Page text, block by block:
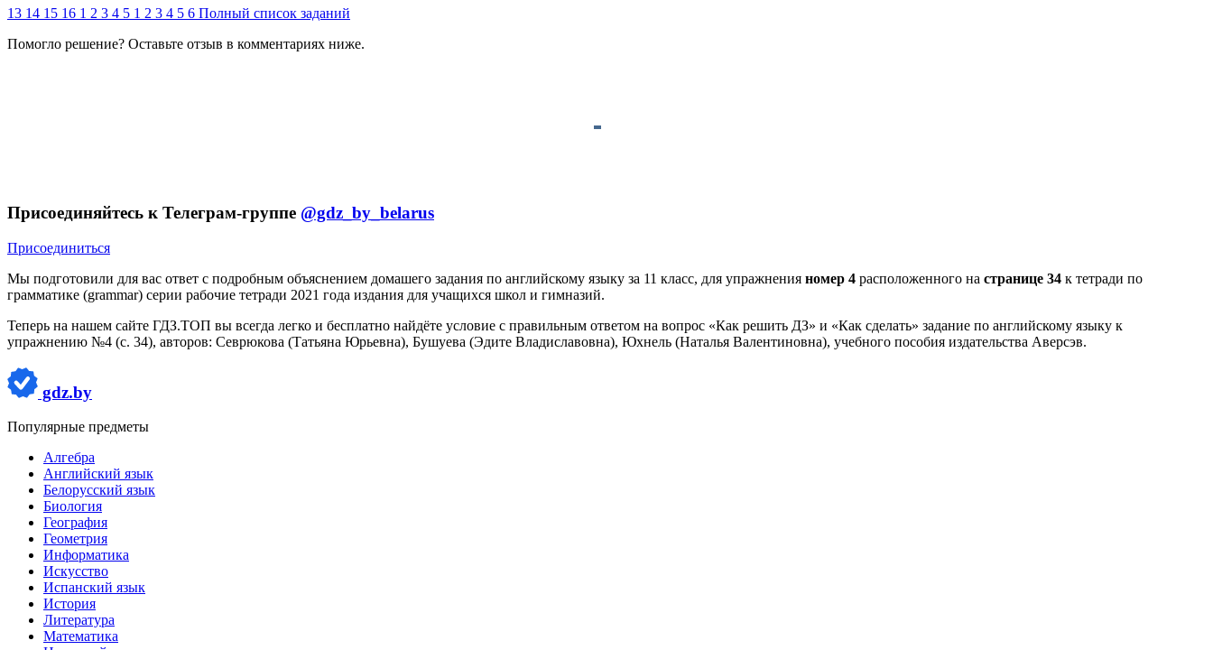
13 14 15 16 1 2 3 4 5 1 2 3 4 5 6 Полный список заданий
Помогло решение? Оставьте отзыв в комментариях ниже.
Присоединяйтесь к Телеграм-группе @gdz_by_belarus
Присоединиться
Мы подготовили для вас ответ c подробным объяснением домашего задания по английскому языку за 11 класс, для упражнения номер 4 расположенного на странице 34 к тетради по
грамматике (grammar) серии рабочие тетради 2021 года издания для учащихся школ и гимназий.
Теперь на нашем сайте ГДЗ.ТОП вы всегда легко и бесплатно найдёте условие с правильным ответом на вопрос «Как решить ДЗ» и «Как сделать» задание по английскому языку к
упражнению №4 (с. 34), авторов: Севрюкова (Татьяна Юрьевна), Бушуева (Эдите Владиславовна), Юхнель (Наталья Валентиновна), учебного пособия издательства Аверсэв.
gdz.by
Популярные предметы
Алгебра
Английский язык
Белорусский язык
Биология
География
Геометрия
Информатика
Искусство
Испанский язык
История
Литература
Математика